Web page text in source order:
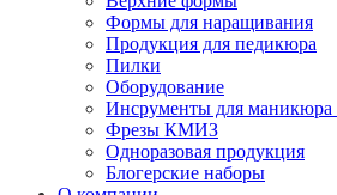
Формы для наращивания
Продукция для педикюра
Пилки
Оборудование
Инсрументы для маникюра
Фрезы КМИЗ
Одноразовая продукция
Блогерские наборы